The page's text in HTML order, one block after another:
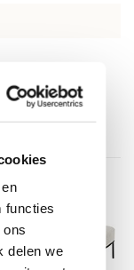
functies
delen we